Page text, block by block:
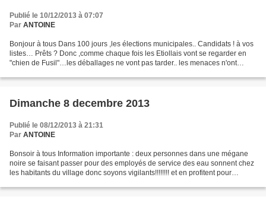
Publié le 10/12/2013 à 07:07
Par ANTOINE
Bonjour à tous Dans 100 jours ,les élections municipales.. Candidats ! à vos
listes… Prêts ? Donc ,comme chaque fois les Etiollais vont se regarder en
"chien de Fusil"…les déballages ne vont pas tarder.. les menaces n'ont
Dimanche 8 decembre 2013
Publié le 08/12/2013 à 21:31
Par ANTOINE
Bonsoir à tous Information importante : deux personnes dans une mégane
noire se faisant passer pour des employés de service des eau sonnent chez
les habitants du village donc soyons vigilants!!!!!!!! et en profitent pour